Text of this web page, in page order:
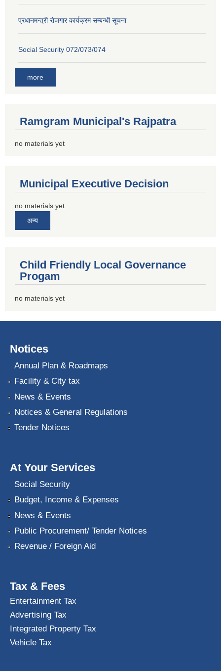
प्रधानमन्त्री राेजगार कार्यक्रम सम्बन्धी सूचना
Social Security 072/073/074
more
Ramgram Municipal's Rajpatra
no materials yet
Municipal Executive Decision
no materials yet
अन्य
Child Friendly Local Governance
Progam
no materials yet
Notices
Annual Plan & Roadmaps
Facility & City tax
News & Events
Notices & General Regulations
Tender Notices
At Your Services
Social Security
Budget, Income & Expenses
News & Events
Public Procurement/ Tender Notices
Revenue / Foreign Aid
Tax & Fees
Entertainment Tax
Advertising Tax
Integrated Property Tax
Vehicle Tax